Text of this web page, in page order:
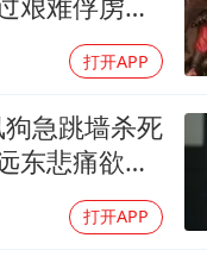
香港宏福苑火灾
打开APP
急跳墙杀死
东悲痛欲
成功策反！
打开APP